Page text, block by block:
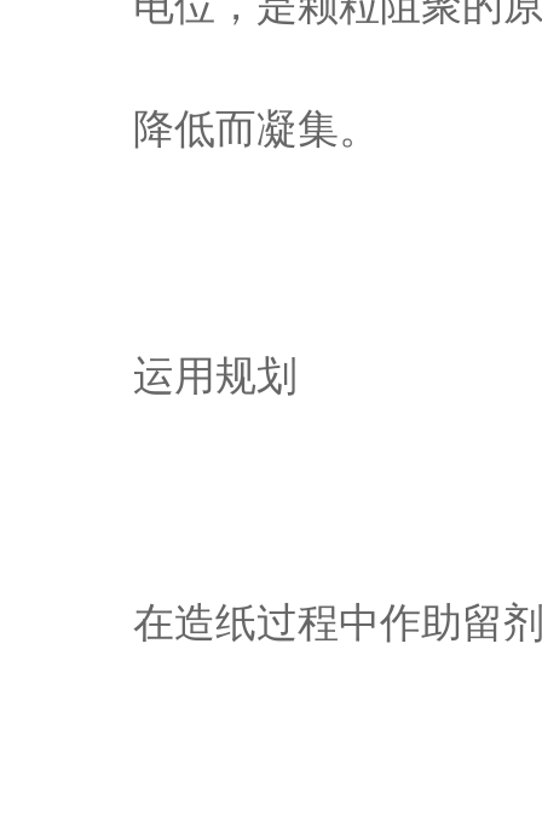
降低而凝集。
运用规划
在造纸过程中作助留